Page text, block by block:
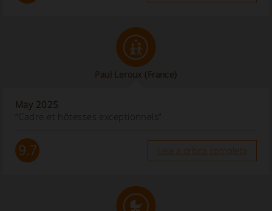
Paul Leroux (France)
May 2025
“Cadre et hôtesses exceptionnels”
9.7 Leia a crítica completa